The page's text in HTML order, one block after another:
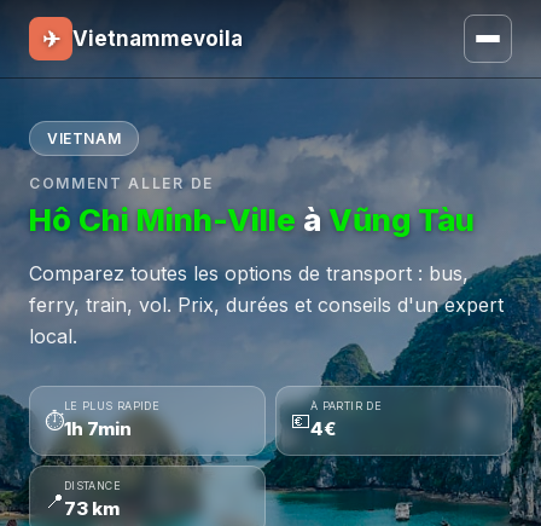
✈ Vietnammevoila
VIETNAM
COMMENT ALLER DE
Hô Chi Minh-Ville à Vũng Tàu
Comparez toutes les options de transport : bus,
ferry, train, vol. Prix, durées et conseils d'un expert
local.
⏱
LE PLUS RAPIDE
1h 7min 💶
À PARTIR DE
4€
📍
DISTANCE
73 km